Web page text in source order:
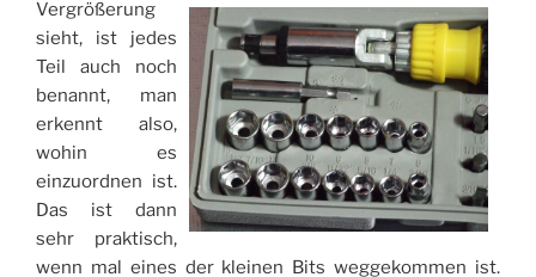
Vergrößerung
sieht, ist jedes
Teil auch noch
benannt, man
erkennt also,
wohin es
einzuordnen ist.
Das ist dann
sehr praktisch,
wenn mal eines der kleinen Bits weggekommen ist.